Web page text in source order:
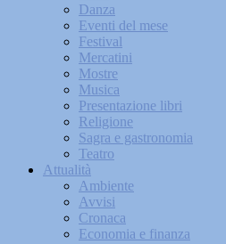
Danza
Eventi del mese
Festival
Mercatini
Mostre
Musica
Presentazione libri
Religione
Sagra e gastronomia
Teatro
Attualità
Ambiente
Avvisi
Cronaca
Economia e finanza